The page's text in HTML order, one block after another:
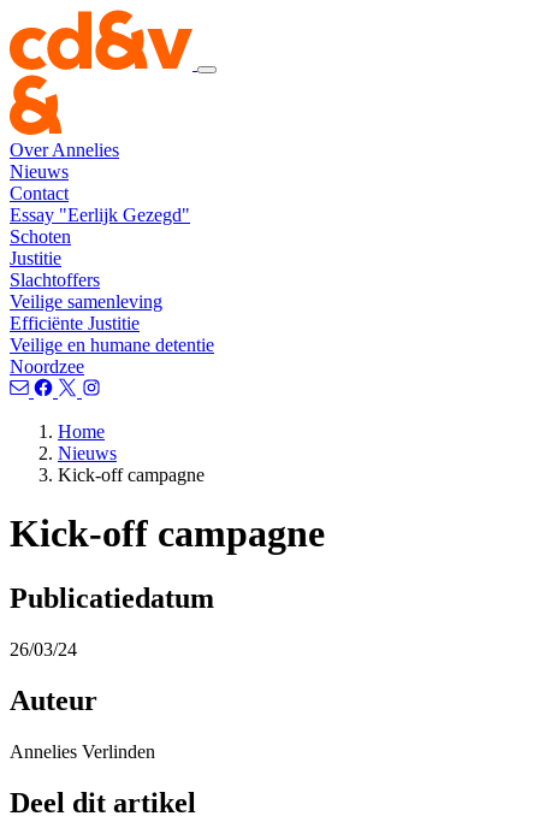
Over Annelies
Nieuws
Contact
Essay "Eerlijk Gezegd"
Schoten
Justitie
Slachtoffers
Veilige samenleving
Efficiënte Justitie
Veilige en humane detentie
Noordzee
Home
Nieuws
Kick-off campagne
Kick-off campagne
Publicatiedatum
26/03/24
Auteur
Annelies Verlinden
Deel dit artikel